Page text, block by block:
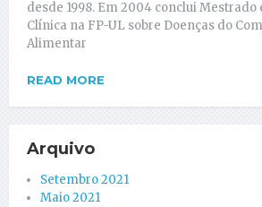
desde 1998. Em 2004 conclui Mestrado
Clínica na FP-UL sobre Doenças do
Alimentar
READ MORE
Arquivo
Setembro 2021
Maio 2021